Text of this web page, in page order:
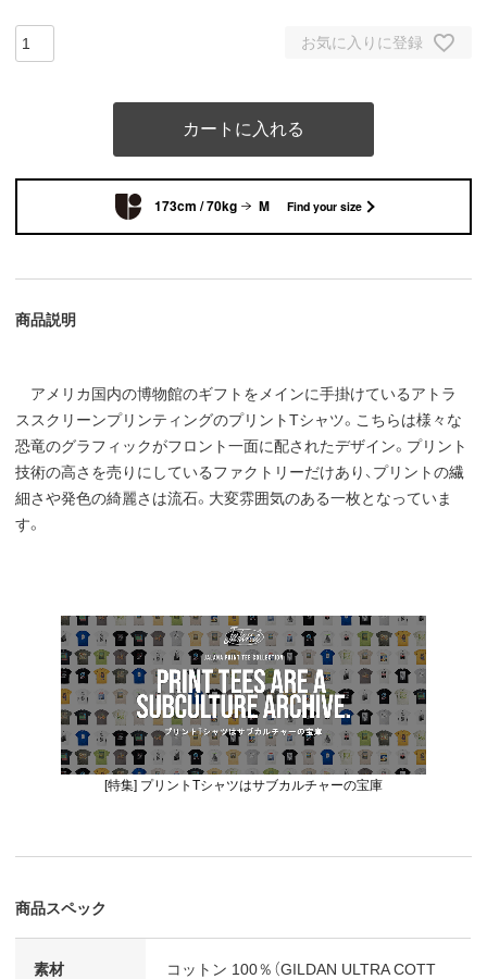
お気に入りに登録
カートに入れる
173cm / 70kg M Find your size
商品説明
アメリカ国内の博物館のギフトをメインに手掛けているアトラ
ススクリーンプリンティングのプリントTシャツ。こちらは様々な
恐竜のグラフィックがフロント一面に配されたデザイン。プリント
技術の高さを売りにしているファクトリーだけあり、プリントの繊
細さや発色の綺麗さは流石。大変雰囲気のある一枚となっていま
す。
[特集] プリントTシャツはサブカルチャーの宝庫
商品スペック
素材
コットン 100％（GILDAN ULTRA COTT